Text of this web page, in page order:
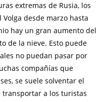
extremas de Rusia, los
desde marzo hasta
hay un gran aumento del
de la nieve. Esto puede
no puedan pasar por
compañías que
se suele solventar el
a los turistas